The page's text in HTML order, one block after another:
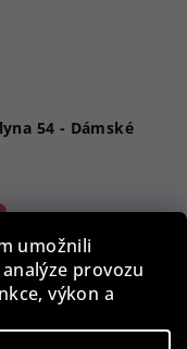
umožnili
provozu
výkon a
Serengeti sluneční brýle 8846 Elyna 54 - Dámské